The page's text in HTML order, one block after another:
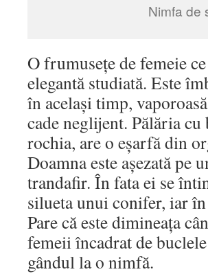
Nimfa de
O frumusețe de femeie
elegantă studiată. Este
în același timp,
cade neglijent. Pălăria
rochia, are o eșarfă din
Doamna este așezată pe
trandafir. În fata ei se
silueta unui conifer, iar
Pare că este dimineața
femeii încadrat de
gândul la o nimfă.